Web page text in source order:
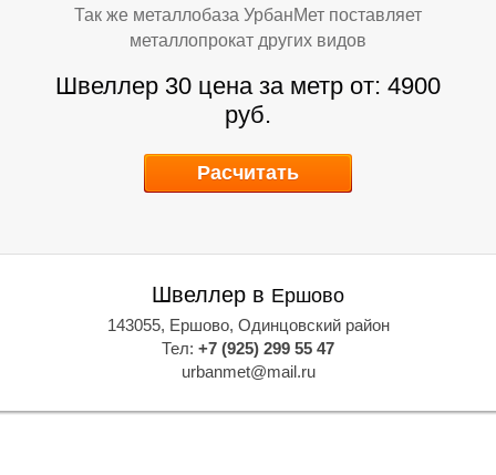
В
Так же металлобаза УрбанМет поставляет
металлопрокат других видов
Швеллер 30 цена за метр от: 4900
руб.
Расчитать
Швеллер в Ершово
143055, Ершово, Одинцовский район
Тел: +7 (925) 299 55 47
urbanmet@mail.ru
В